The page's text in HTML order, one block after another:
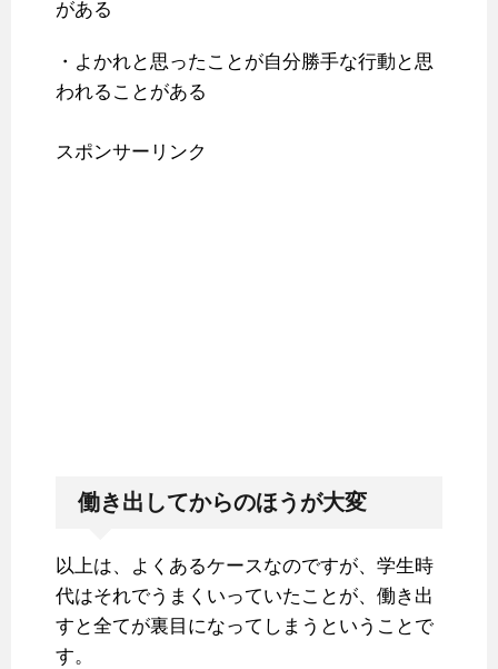
がある
・よかれと思ったことが自分勝手な行動と思
われることがある
スポンサーリンク
働き出してからのほうが大変
以上は、よくあるケースなのですが、学生時
代はそれでうまくいっていたことが、働き出
すと全てが裏目になってしまうということで
す。